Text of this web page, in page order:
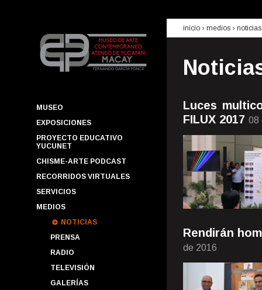
MUSEO
EXPOSICIONES
PROYECTO EDUCATIVO
YUCUNET
CHISME-ARTE PODCAST
RECORRIDOS VIRTUALES
SERVICIOS
MEDIOS
NOTICIAS
PRENSA
RADIO
TELEVISIÓN
GALERÍAS
inicio › medios › noticias
Luces
FILUX 2017 08
Rendirán
de 2016